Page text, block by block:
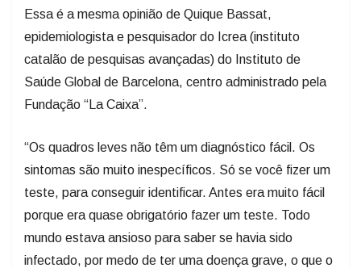
Essa é a mesma opinião de Quique Bassat,
epidemiologista e pesquisador do Icrea (instituto
catalão de pesquisas avançadas) do Instituto de
Saúde Global de Barcelona, centro administrado pela
Fundação “La Caixa”.
“Os quadros leves não têm um diagnóstico fácil. Os
sintomas são muito inespecíficos. Só se você fizer um
teste, para conseguir identificar. Antes era muito fácil
porque era quase obrigatório fazer um teste. Todo
mundo estava ansioso para saber se havia sido
infectado, por medo de ter uma doença grave, o que o